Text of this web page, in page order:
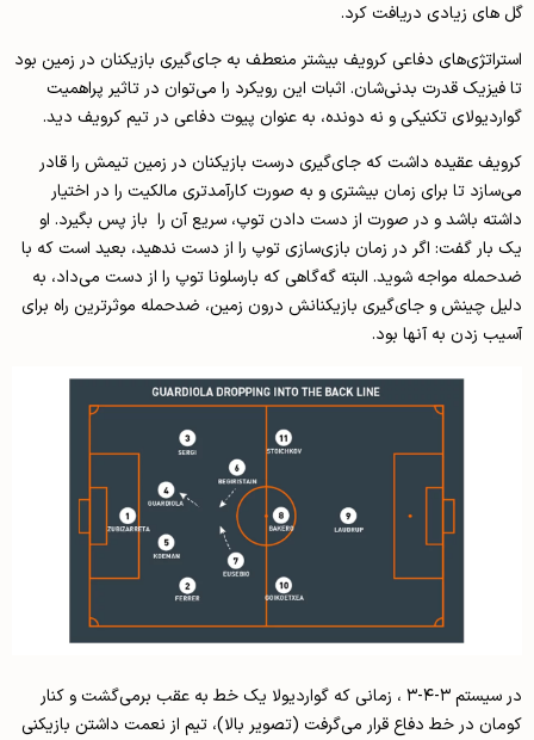
گل های زیادی دریافت کرد.
استراتژی‌های دفاعی کرویف بیشتر منعطف به جای‌گیری بازیکنان در زمین بود
تا فیزیک قدرت بدنی‌شان. اثبات این رویکرد را می‌توان در تاثیر پراهمیت
گواردیولای تکنیکی و نه دونده، به عنوان پیوت دفاعی در تیم کرویف دید.
کرویف عقیده داشت که جای‌گیری درست بازیکنان در زمین تیمش را قادر
می‌سازد تا برای زمان بیشتری و به صورت کارآمدتری مالکیت را در اختیار
داشته باشد و در صورت از دست دادن توپ، سریع آن را باز پس بگیرد. او
یک بار گفت: اگر در زمان بازی‌سازی توپ را از دست ندهید، بعید است که با
ضد‌حمله مواجه شوید. البته گه‌گاهی که بارسلونا توپ را از دست می‌داد، به
دلیل چینش و جای‌گیری بازیکنانش درون زمین، ضد‌حمله موثرترین راه برای
آسیب زدن به آنها بود.
در سیستم ۳-۴-۳ ، زمانی که گواردیولا یک خط به عقب برمی‌گشت و کنار
کومان در خط دفاع قرار می‌گرفت (تصویر بالا)، تیم از نعمت داشتن بازیکنی